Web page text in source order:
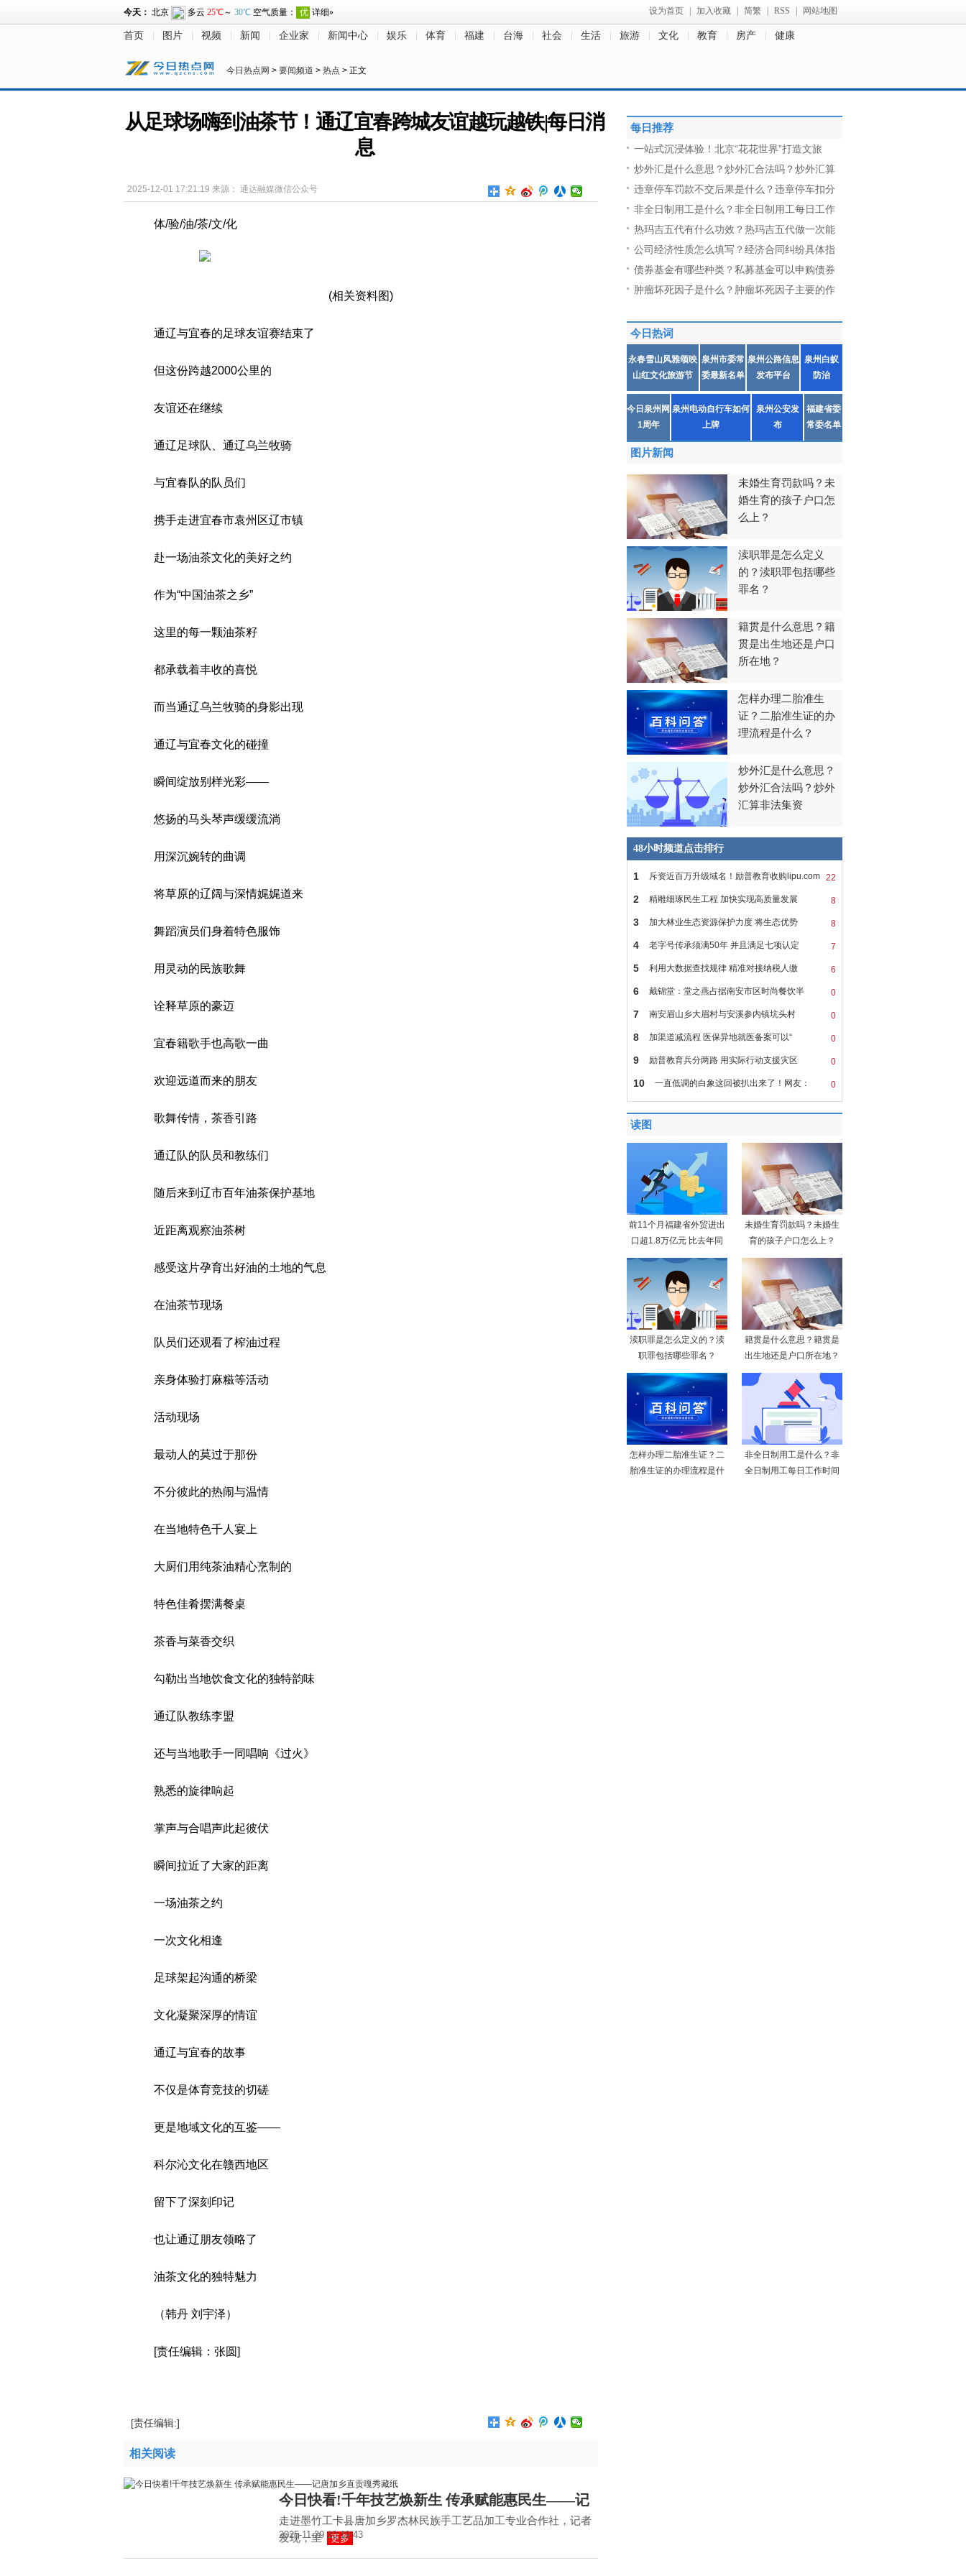
设为首页 加入收藏 简繁 RSS 网站地图
首页 图片 视频 新闻 企业家 新闻中心 娱乐 体育 福建 台海 社会 生活 旅游 文化 教育 房产 健康
今日热点网 > 要闻频道 > 热点 > 正文
从足球场嗨到油茶节！通辽宜春跨城友谊越玩越铁|每日消
息
2025-12-01 17:21:19 来源： 通达融媒微信公众号
体/验/油/茶/文/化
(相关资料图)
通辽与宜春的足球友谊赛结束了
但这份跨越2000公里的
友谊还在继续
通辽足球队、通辽乌兰牧骑
与宜春队的队员们
携手走进宜春市袁州区辽市镇
赴一场油茶文化的美好之约
作为“中国油茶之乡”
这里的每一颗油茶籽
都承载着丰收的喜悦
而当通辽乌兰牧骑的身影出现
通辽与宜春文化的碰撞
瞬间绽放别样光彩——
悠扬的马头琴声缓缓流淌
用深沉婉转的曲调
将草原的辽阔与深情娓娓道来
舞蹈演员们身着特色服饰
用灵动的民族歌舞
诠释草原的豪迈
宜春籍歌手也高歌一曲
欢迎远道而来的朋友
歌舞传情，茶香引路
通辽队的队员和教练们
随后来到辽市百年油茶保护基地
近距离观察油茶树
感受这片孕育出好油的土地的气息
在油茶节现场
队员们还观看了榨油过程
亲身体验打麻糍等活动
活动现场
最动人的莫过于那份
不分彼此的热闹与温情
在当地特色千人宴上
大厨们用纯茶油精心烹制的
特色佳肴摆满餐桌
茶香与菜香交织
勾勒出当地饮食文化的独特韵味
通辽队教练李盟
还与当地歌手一同唱响《过火》
熟悉的旋律响起
掌声与合唱声此起彼伏
瞬间拉近了大家的距离
一场油茶之约
一次文化相逢
足球架起沟通的桥梁
文化凝聚深厚的情谊
通辽与宜春的故事
不仅是体育竞技的切磋
更是地域文化的互鉴——
科尔沁文化在赣西地区
留下了深刻印记
也让通辽朋友领略了
油茶文化的独特魅力
（韩丹 刘宇泽）
[责任编辑：张圆]
[责任编辑:]
相关阅读
今日快看!千年技艺焕新生 传承赋能惠民生——记
走进墨竹工卡县唐加乡罗杰林民族手工艺品加工专业合作社，记者
发现，里
更多
2025-11-29 10:19:43
每日推荐
一站式沉浸体验！北京“花花世界”打造文旅
炒外汇是什么意思？炒外汇合法吗？炒外汇算
违章停车罚款不交后果是什么？违章停车扣分
非全日制用工是什么？非全日制用工每日工作
热玛吉五代有什么功效？热玛吉五代做一次能
公司经济性质怎么填写？经济合同纠纷具体指
债券基金有哪些种类？私募基金可以申购债券
肿瘤坏死因子是什么？肿瘤坏死因子主要的作
今日热词
永春雪山风雅颂映
山红文化旅游节
泉州市委常
委最新名单
泉州公路信息
发布平台
泉州白蚁
防治
今日泉州网
1周年
泉州电动自行车如何
上牌
泉州公安发
布
福建省委
常委名单
图片新闻
未婚生育罚款吗？未
婚生育的孩子户口怎
么上？
渎职罪是怎么定义
的？渎职罪包括哪些
罪名？
籍贯是什么意思？籍
贯是出生地还是户口
所在地？
怎样办理二胎准生
证？二胎准生证的办
理流程是什么？
炒外汇是什么意思？
炒外汇合法吗？炒外
汇算非法集资
48小时频道点击排行
22
1 斥资近百万升级域名！励普教育收购lipu.com
8
2 精雕细琢民生工程 加快实现高质量发展
8
3 加大林业生态资源保护力度 将生态优势
7
4 老字号传承须满50年 并且满足七项认定
6
5 利用大数据查找规律 精准对接纳税人缴
0
6 戴锦堂：堂之燕占据南安市区时尚餐饮半
0
7 南安眉山乡大眉村与安溪参内镇坑头村
0
8 加渠道减流程 医保异地就医备案可以“
0
9 励普教育兵分两路 用实际行动支援灾区
0
10 一直低调的白象这回被扒出来了！网友：
读图
前11个月福建省外贸进出
口超1.8万亿元 比去年同
未婚生育罚款吗？未婚生
育的孩子户口怎么上？
渎职罪是怎么定义的？渎
职罪包括哪些罪名？
籍贯是什么意思？籍贯是
出生地还是户口所在地？
怎样办理二胎准生证？二
胎准生证的办理流程是什
非全日制用工是什么？非
全日制用工每日工作时间